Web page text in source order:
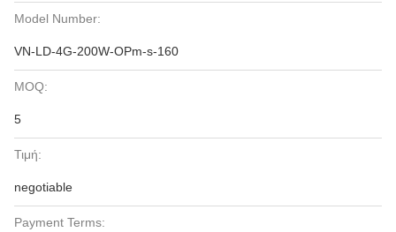
Model Number:
VN-LD-4G-200W-OPm-s-160
MOQ:
5
Τιμή:
negotiable
Payment Terms: